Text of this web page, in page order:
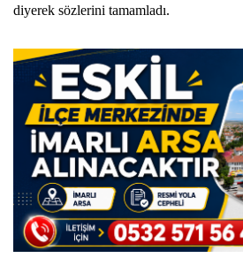
diyerek sözlerini tamamladı.